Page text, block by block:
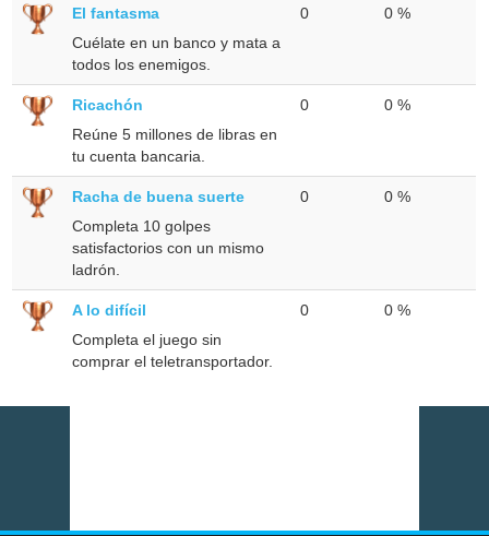
El fantasma
Cuélate en un banco y mata a
todos los enemigos.
0 0 %
Ricachón
Reúne 5 millones de libras en
tu cuenta bancaria.
0 0 %
Racha de buena suerte
Completa 10 golpes
satisfactorios con un mismo
ladrón.
0 0 %
A lo difícil
Completa el juego sin
comprar el teletransportador.
0 0 %